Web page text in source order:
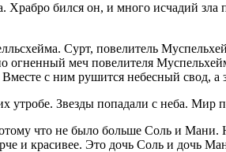
бился он, и много исчадий зла
Сурт, повелитель
меч повелителя
с ним рушится небесный свод, а
Звезды попадали с неба. Мир
что не было больше Соль и Мани.
и красивее. Это дочь Соль и дочь